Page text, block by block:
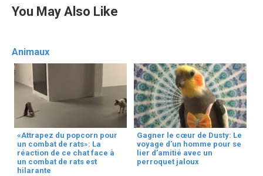
You May Also Like
Animaux
«Attrapez du popcorn pour
un combat de rats»: La
réaction de ce chat face à
un combat de rats est
hilarante
Gagner le cœur de Dusty: Le
voyage d’un homme pour se
lier d’amitié avec un
perroquet jaloux